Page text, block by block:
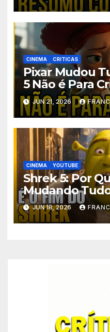
CINEMA CRITICAS
Pixar Mudou
5 Não é Para
JUN 21, 2026
CINEMA YOUTUBE
Shrek 5: Por
Mudando
JUN 18, 2026